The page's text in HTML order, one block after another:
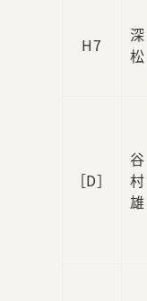
H7
深
松
［D］
谷
村
雄